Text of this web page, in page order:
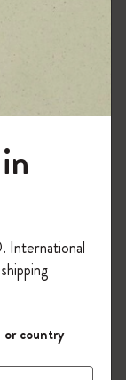
で展開され
ご覧くだ
そ
、初回注
す。セ
外。
定オフ
ンスピ
う。
International
country